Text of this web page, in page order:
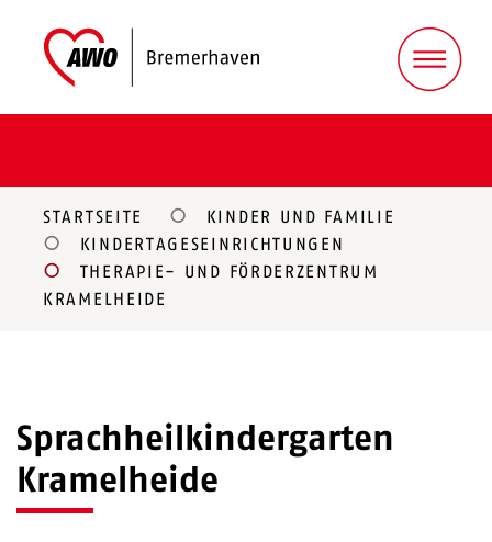
STARTSEITE
KINDER UND FAMILIE
KINDERTAGESEINRICHTUNGEN
THERAPIE- UND FÖRDERZENTRUM
KRAMELHEIDE
Sprachheilkindergarten
Kramelheide